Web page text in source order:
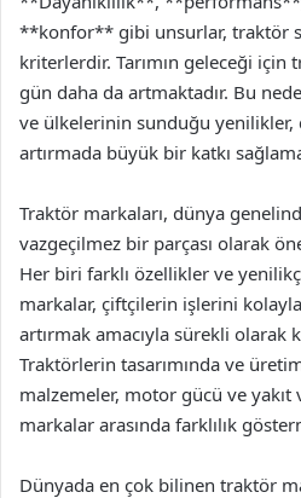
**konfor** gibi unsurlar, traktör
kriterlerdir. Tarımın geleceği
gün daha da artmaktadır. Bu
ve ülkelerinin sunduğu
artırmada büyük bir katkı
Traktör markaları, dünya
vazgeçilmez bir parçası olarak
Her biri farklı özellikler ve
markalar, çiftçilerin işlerini
artırmak amacıyla sürekli
Traktörlerin tasarımında ve
malzemeler, motor gücü ve
markalar arasında farklılık
Dünyada en çok bilinen traktör